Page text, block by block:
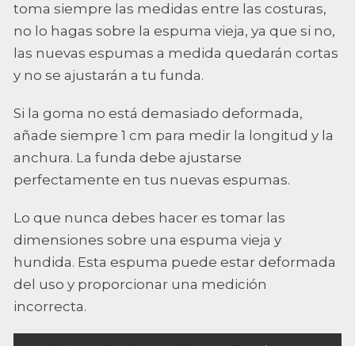
toma siempre las medidas entre las costuras,
no lo hagas sobre la espuma vieja, ya que si no,
las nuevas espumas a medida quedarán cortas
y no se ajustarán a tu funda.
Si la goma no está demasiado deformada,
añade siempre 1 cm para medir la longitud y la
anchura. La funda debe ajustarse
perfectamente en tus nuevas espumas.
Lo que nunca debes hacer es tomar las
dimensiones sobre una espuma vieja y
hundida. Esta espuma puede estar deformada
del uso y proporcionar una medición
incorrecta.